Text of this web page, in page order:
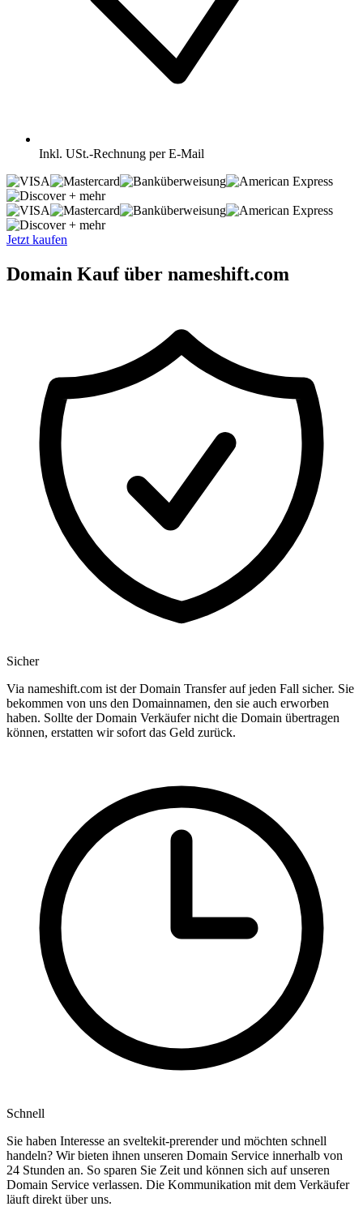
Inkl. USt.-Rechnung per E-Mail
+ mehr
+ mehr
Jetzt kaufen
Domain Kauf über nameshift.com
Sicher
Via nameshift.com ist der Domain Transfer auf jeden Fall sicher. Sie
bekommen von uns den Domainnamen, den sie auch erworben
haben. Sollte der Domain Verkäufer nicht die Domain übertragen
können, erstatten wir sofort das Geld zurück.
Schnell
Sie haben Interesse an sveltekit-prerender und möchten schnell
handeln? Wir bieten ihnen unseren Domain Service innerhalb von
24 Stunden an. So sparen Sie Zeit und können sich auf unseren
Domain Service verlassen. Die Kommunikation mit dem Verkäufer
läuft direkt über uns.